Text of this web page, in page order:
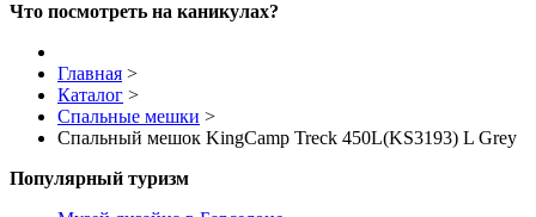
Что посмотреть на каникулах?
Главная >
Каталог >
Спальные мешки >
Спальный мешок KingCamp Treck 450L(KS3193) L Grey
Популярный туризм